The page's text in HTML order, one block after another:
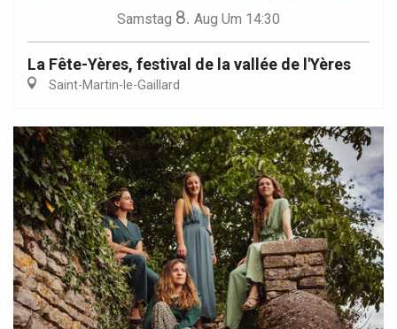
Samstag 8. Aug Um 14:30
La Fête-Yères, festival de la vallée de l'Yères
Saint-Martin-le-Gaillard